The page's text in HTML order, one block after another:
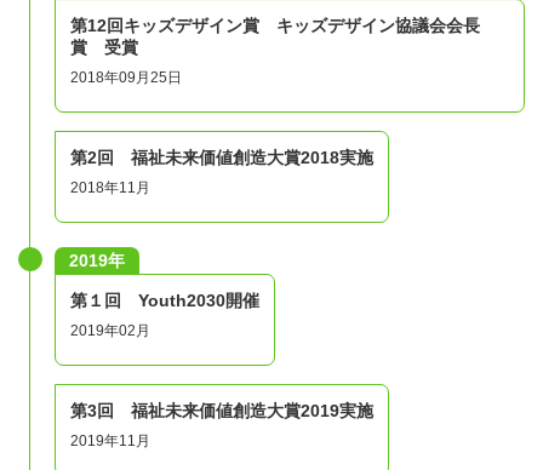
応募締め切りは3段階あります。
１次締切：5/31（日）
２次締切：6/21（日）
最終締切：7/5（日）
※２次締切で応募多数となった場合は、その時点で募集を
終了することがあります。
STEP3：合否連絡
参加人数に限りがございますので、応募フォームを見せて
※早く応募された方から優先的に希望テーマが選択できま
第12回キッズデザイン賞 キッズデザイン協議会会長
賞 受賞
2018年09月25日
第2回 福祉未来価値創造大賞2018実施
2018年11月
2019年
第１回 Youth2030開催
2019年02月
第3回 福祉未来価値創造大賞2019実施
2019年11月